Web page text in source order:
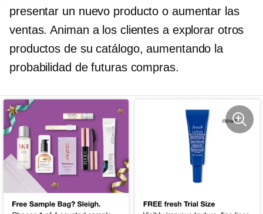
presentar un nuevo producto o aumentar las
ventas. Animan a los clientes a explorar otros
productos de su catálogo, aumentando la
probabilidad de futuras compras.